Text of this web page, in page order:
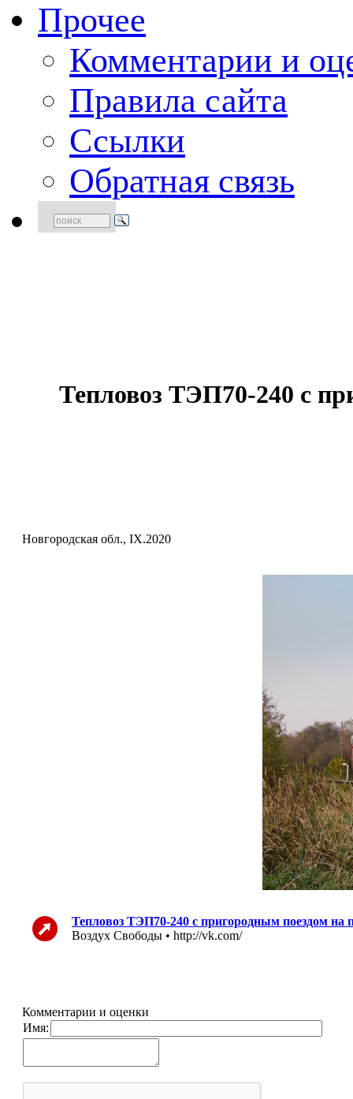
Прочее
Комментарии и
Правила сайта
Ссылки
Обратная связь
Тепловоз ТЭП70-240 с
Новгородская обл., IX.2020
Тепловоз ТЭП70-240 с пригородным поездом на
Воздух Свободы • http://vk.com/
Комментарии и оценки
Имя: